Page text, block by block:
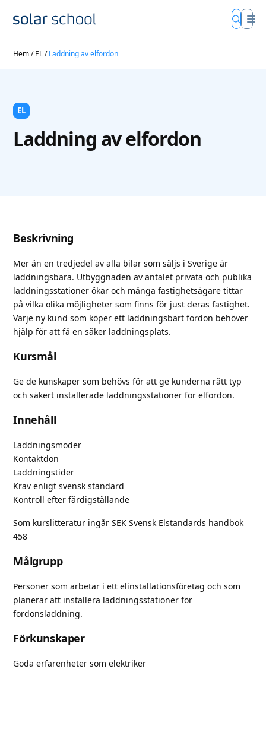
Hem/EL/Laddning av elfordon
EL
Laddning av elfordon
Beskrivning
Mer än en tredjedel av alla bilar som säljs i Sverige är
laddningsbara. Utbyggnaden av antalet privata och publika
laddningsstationer ökar och många fastighetsägare tittar
på vilka olika möjligheter som finns för just deras fastighet.
Varje ny kund som köper ett laddningsbart fordon behöver
hjälp för att få en säker laddningsplats.
Kursmål
Ge de kunskaper som behövs för att ge kunderna rätt typ
och säkert installerade laddningsstationer för elfordon.
Innehåll
Laddningsmoder
Kontaktdon
Laddningstider
Krav enligt svensk standard
Kontroll efter färdigställande
Som kurslitteratur ingår SEK Svensk Elstandards handbok
458
Målgrupp
Personer som arbetar i ett elinstallationsföretag och som
planerar att installera laddningsstationer för
fordonsladdning.
Förkunskaper
Goda erfarenheter som elektriker